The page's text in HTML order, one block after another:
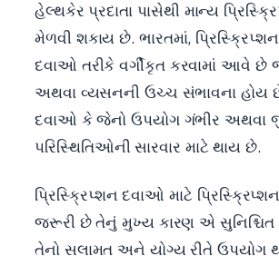
હેલ્થકેર પ્રદાતા પાસેથી માન્ય
મેળવી શકાય છે. ભારતમાં,
દવાઓ તરીકે વર્ગીકૃત કરવામાં આવે છે
અથવા વ્યસનની ઉચ્ચ સંભાવના હોય
દવાઓ કે જેનો ઉપયોગ ગંભીર અથવા
પરિસ્થિતિઓની સારવાર માટે થાય છે.
પ્રિસ્ક્રિપ્શન દવાઓ માટે
જરૂરી છે તેનું મુખ્ય કારણ એ સુનિશ્ચિત
તેનો સલામત અને યોગ્ય રીતે ઉપયોગ